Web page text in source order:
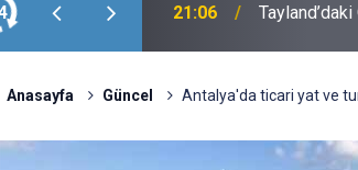
21:06 Tayland’daki
Anasayfa Güncel Antalya'da ticari yat ve